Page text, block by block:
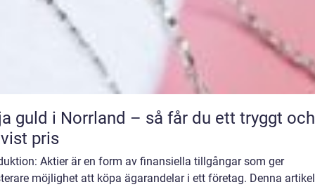
guld i Norrland – så får du ett tryggt och
pris
Aktier är en form av finansiella tillgångar som ger
möjlighet att köpa ägarandelar i ett företag. Denna artikel